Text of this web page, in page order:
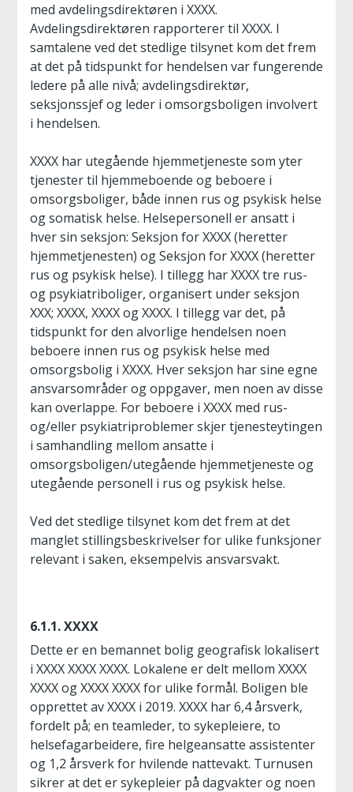
med avdelingsdirektøren i XXXX.
Avdelingsdirektøren rapporterer til XXXX. I
samtalene ved det stedlige tilsynet kom det frem
at det på tidspunkt for hendelsen var fungerende
ledere på alle nivå; avdelingsdirektør,
seksjonssjef og leder i omsorgsboligen involvert
i hendelsen.
XXXX har utegående hjemmetjeneste som yter
tjenester til hjemmeboende og beboere i
omsorgsboliger, både innen rus og psykisk helse
og somatisk helse. Helsepersonell er ansatt i
hver sin seksjon: Seksjon for XXXX (heretter
hjemmetjenesten) og Seksjon for XXXX (heretter
rus og psykisk helse). I tillegg har XXXX tre rus-
og psykiatriboliger, organisert under seksjon
XXX; XXXX, XXXX og XXXX. I tillegg var det, på
tidspunkt for den alvorlige hendelsen noen
beboere innen rus og psykisk helse med
omsorgsbolig i XXXX. Hver seksjon har sine egne
ansvarsområder og oppgaver, men noen av disse
kan overlappe. For beboere i XXXX med rus-
og/eller psykiatriproblemer skjer tjenesteytingen
i samhandling mellom ansatte i
omsorgsboligen/utegående hjemmetjeneste og
utegående personell i rus og psykisk helse.
Ved det stedlige tilsynet kom det frem at det
manglet stillingsbeskrivelser for ulike funksjoner
relevant i saken, eksempelvis ansvarsvakt.
6.1.1. XXXX
Dette er en bemannet bolig geografisk lokalisert
i XXXX XXXX XXXX. Lokalene er delt mellom XXXX
XXXX og XXXX XXXX for ulike formål. Boligen ble
opprettet av XXXX i 2019. XXXX har 6,4 årsverk,
fordelt på; en teamleder, to sykepleiere, to
helsefagarbeidere, fire helgeansatte assistenter
og 1,2 årsverk for hvilende nattevakt. Turnusen
sikrer at det er sykepleier på dagvakter og noen